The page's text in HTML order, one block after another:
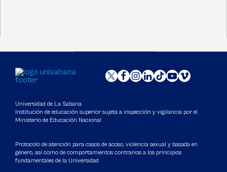
Universidad de La Sabana
Institución de educación superior sujeta a inspección y vigilancia por el
Ministerio de Educación Nacional
Protocolo de atención para casos de acoso, violencia sexual y basada en
género, así como de comportamientos contrarios a los principios
fundamentales de la Universidad